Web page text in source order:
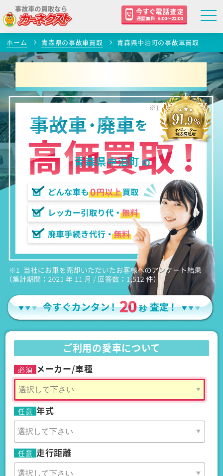
ホーム 青森県の事故車買取 青森県中泊町の事故車買取
青森県中泊町 の
ご利用の愛車について
必須 メーカー/車種
任意 年式
任意 走行距離